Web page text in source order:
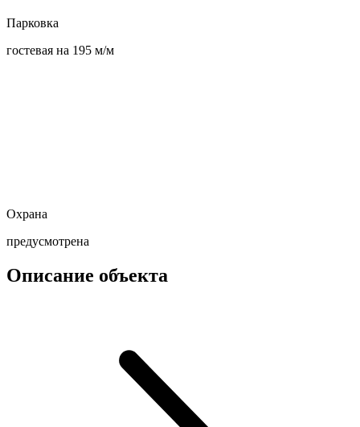
Парковка
гостевая на 195 м/м
Охрана
предусмотрена
Описание объекта